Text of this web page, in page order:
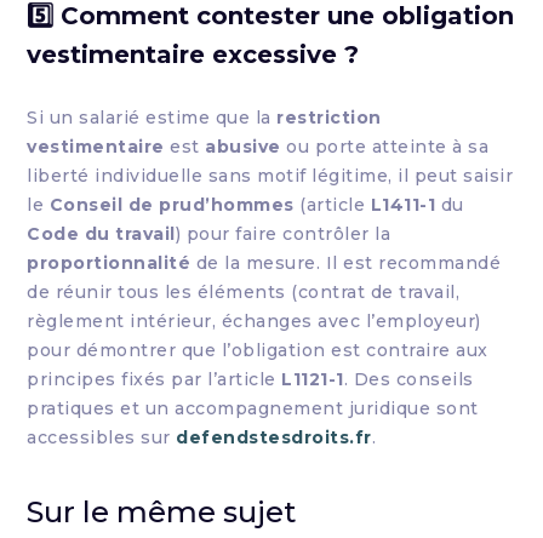
5️⃣ Comment contester une obligation
vestimentaire excessive ?
Si un salarié estime que la restriction
vestimentaire est abusive ou porte atteinte à sa
liberté individuelle sans motif légitime, il peut saisir
le Conseil de prud’hommes (article L1411-1 du
Code du travail) pour faire contrôler la
proportionnalité de la mesure. Il est recommandé
de réunir tous les éléments (contrat de travail,
règlement intérieur, échanges avec l’employeur)
pour démontrer que l’obligation est contraire aux
principes fixés par l’article L1121-1. Des conseils
pratiques et un accompagnement juridique sont
accessibles sur defendstesdroits.fr.
Sur le même sujet